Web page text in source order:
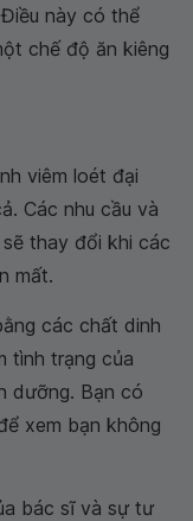
này có thể
chế độ ăn kiêng
viêm loét đại
Các nhu cầu và
thay đổi khi các
mất.
các chất dinh
tình trạng của
dưỡng. Bạn có
xem bạn không
bác sĩ và sự tư